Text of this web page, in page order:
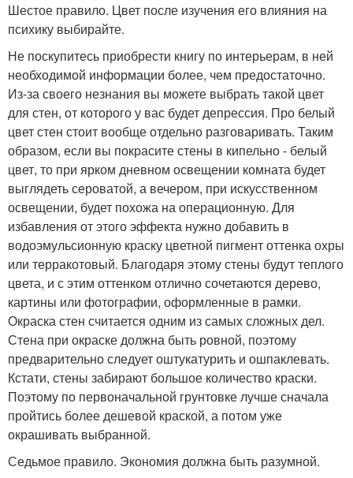
Шестое правило. Цвет после изучения его влияния на
психику выбирайте.
Не поскупитесь приобрести книгу по интерьерам, в ней
необходимой информации более, чем предостаточно.
Из-за своего незнания вы можете выбрать такой цвет
для стен, от которого у вас будет депрессия. Про белый
цвет стен стоит вообще отдельно разговаривать. Таким
образом, если вы покрасите стены в кипельно - белый
цвет, то при ярком дневном освещении комната будет
выглядеть сероватой, а вечером, при искусственном
освещении, будет похожа на операционную. Для
избавления от этого эффекта нужно добавить в
водоэмульсионную краску цветной пигмент оттенка охры
или терракотовый. Благодаря этому стены будут теплого
цвета, и с этим оттенком отлично сочетаются дерево,
картины или фотографии, оформленные в рамки.
Окраска стен считается одним из самых сложных дел.
Стена при окраске должна быть ровной, поэтому
предварительно следует оштукатурить и ошпаклевать.
Кстати, стены забирают большое количество краски.
Поэтому по первоначальной грунтовке лучше сначала
пройтись более дешевой краской, а потом уже
окрашивать выбранной.
Седьмое правило. Экономия должна быть разумной.